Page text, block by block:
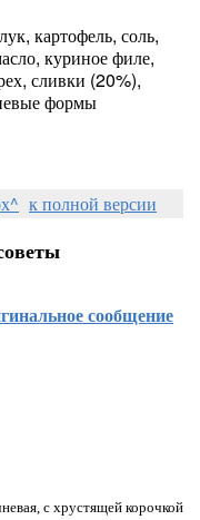
картофель, соль,
куриное филе,
сливки (20%),
формы
к полной версии
сообщение
с хрустящей корочкой